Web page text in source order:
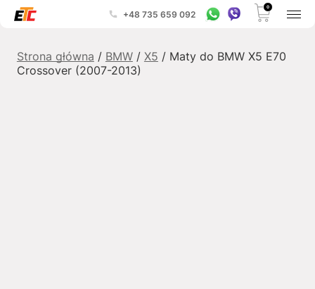
+48 735 659 092
0
Strona główna / BMW/ X5 / Maty do BMW X5 E70
Crossover (2007-2013)